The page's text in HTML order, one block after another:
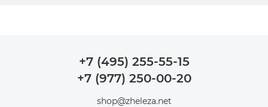
+7 (495) 255-55-15
+7 (977) 250-00-20
shop@zheleza.net